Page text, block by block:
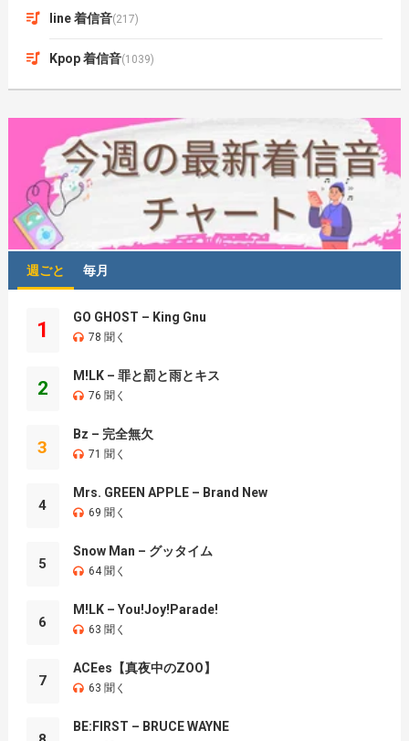
line 着信音(217)
Kpop 着信音(1039)
週ごと 毎月
1
GO GHOST – King Gnu
78 聞く
2
M!LK – 罪と罰と雨とキス
76 聞く
3
Bz – 完全無欠
71 聞く
4
Mrs. GREEN APPLE – Brand New
69 聞く
5
Snow Man – グッタイム
64 聞く
6
M!LK – You!Joy!Parade!
63 聞く
7
ACEes【真夜中のZOO】
63 聞く
BE:FIRST – BRUCE WAYNE